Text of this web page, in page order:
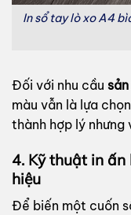
In sổ tay lò xo A4
Đối với nhu cầu
màu vẫn là lựa
thành hợp lý
4. Kỹ thuật in
hiệu
Để biến một cuốn